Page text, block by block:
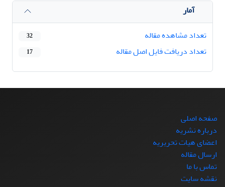
آمار
تعداد مشاهده مقاله
32
تعداد دریافت فایل اصل مقاله 17
صفحه اصلی
درباره نشریه
اعضای هیات تحریریه
ارسال مقاله
تماس با ما
نقشه سایت